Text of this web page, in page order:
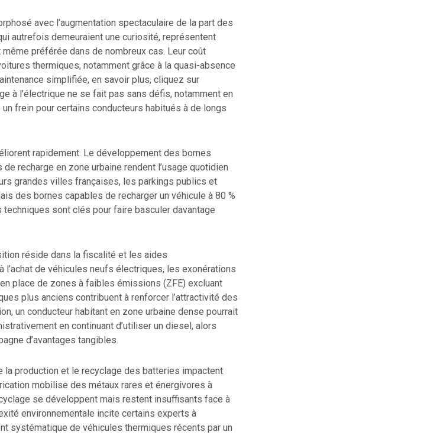
avec l’augmentation spectaculaire de la part des
autrefois demeuraient une curiosité, représentent
préférée dans de nombreux cas. Leur coût
thermiques, notamment grâce à la quasi-absence
simplifiée, en savoir plus, cliquez sur
à l’électrique ne se fait pas sans défis, notamment en
frein pour certains conducteurs habitués à de longs
rapidement. Le développement des bornes
recharge en zone urbaine rendent l’usage quotidien
grandes villes françaises, les parkings publics et
des bornes capables de recharger un véhicule à 80 %
sont clés pour faire basculer davantage
réside dans la fiscalité et les aides
l’achat de véhicules neufs électriques, les exonérations
place de zones à faibles émissions (ZFE) excluant
plus anciens contribuent à renforcer l’attractivité des
un conducteur habitant en zone urbaine dense pourrait
en continuant d’utiliser un diesel, alors
d’avantages tangibles.
la production et le recyclage des batteries impactent
mobilise des métaux rares et énergivores à
se développent mais restent insuffisants face à
environnementale incite certains experts à
systématique de véhicules thermiques récents par un